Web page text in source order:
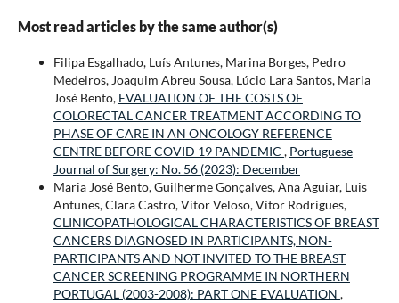
Most read articles by the same author(s)
Filipa Esgalhado, Luís Antunes, Marina Borges, Pedro
Medeiros, Joaquim Abreu Sousa, Lúcio Lara Santos, Maria
José Bento, EVALUATION OF THE COSTS OF
COLORECTAL CANCER TREATMENT ACCORDING TO
PHASE OF CARE IN AN ONCOLOGY REFERENCE
CENTRE BEFORE COVID 19 PANDEMIC , Portuguese
Journal of Surgery: No. 56 (2023): December
Maria José Bento, Guilherme Gonçalves, Ana Aguiar, Luis
Antunes, Clara Castro, Vitor Veloso, Vítor Rodrigues,
CLINICOPATHOLOGICAL CHARACTERISTICS OF BREAST
CANCERS DIAGNOSED IN PARTICIPANTS, NON-
PARTICIPANTS AND NOT INVITED TO THE BREAST
CANCER SCREENING PROGRAMME IN NORTHERN
PORTUGAL (2003-2008): PART ONE EVALUATION ,